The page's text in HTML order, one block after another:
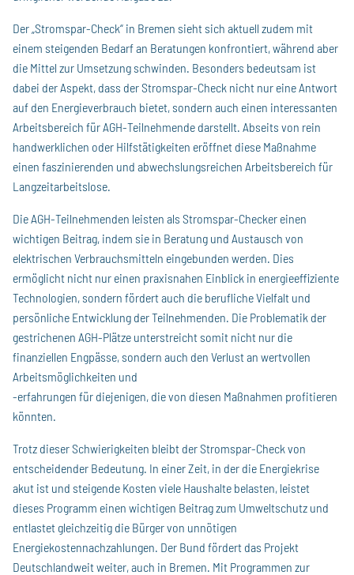
Der „Stromspar-Check“ in Bremen sieht sich aktuell zudem mit
einem steigenden Bedarf an Beratungen konfrontiert, während aber
die Mittel zur Umsetzung schwinden. Besonders bedeutsam ist
dabei der Aspekt, dass der Stromspar-Check nicht nur eine Antwort
auf den Energieverbrauch bietet, sondern auch einen interessanten
Arbeitsbereich für AGH-Teilnehmende darstellt. Abseits von rein
handwerklichen oder Hilfstätigkeiten eröffnet diese Maßnahme
einen faszinierenden und abwechslungsreichen Arbeitsbereich für
Langzeitarbeitslose.
Die AGH-Teilnehmenden leisten als Stromspar-Checker einen
wichtigen Beitrag, indem sie in Beratung und Austausch von
elektrischen Verbrauchsmitteln eingebunden werden. Dies
ermöglicht nicht nur einen praxisnahen Einblick in energieeffiziente
Technologien, sondern fördert auch die berufliche Vielfalt und
persönliche Entwicklung der Teilnehmenden. Die Problematik der
gestrichenen AGH-Plätze unterstreicht somit nicht nur die
finanziellen Engpässe, sondern auch den Verlust an wertvollen
Arbeitsmöglichkeiten und
-erfahrungen für diejenigen, die von diesen Maßnahmen profitieren
könnten.
Trotz dieser Schwierigkeiten bleibt der Stromspar-Check von
entscheidender Bedeutung. In einer Zeit, in der die Energiekrise
akut ist und steigende Kosten viele Haushalte belasten, leistet
dieses Programm einen wichtigen Beitrag zum Umweltschutz und
entlastet gleichzeitig die Bürger von unnötigen
Energiekostennachzahlungen. Der Bund fördert das Projekt
Deutschlandweit weiter, auch in Bremen. Mit Programmen zur